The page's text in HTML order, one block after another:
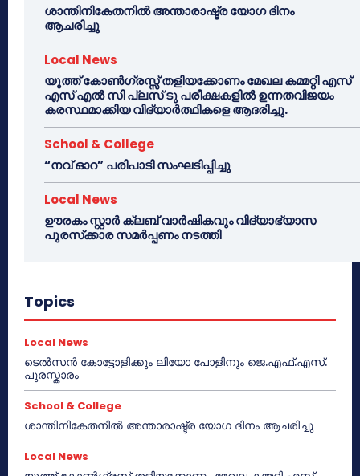
ശാന്തിനികേതനിൽ അന്താരാഷ്ട്ര യോഗ ദിനം
ആചരിച്ചു
Local News
യൂത്ത് കോൺഗ്രസ്സ് തളിയക്കോണം മേഖല കമ്മറ്റി എസ്
എസ് എൽ സി പ്ലസ് ടു പരീക്ഷകളിൽ ഉന്നതവിജയം
കരസ്ഥമാക്കിയ വിദ്യാർത്ഥികളെ ആദരിച്ചു.
School & College
“നവ് ഓറ” പരിപാടി സംഘടിപ്പിച്ചു
Local News
ഊരകം സ്റ്റാർ ക്ലബ് വാർഷികവും വിദ്യാഭ്യാസ
പുരസ്‌ക്കാര സമർപ്പണം നടത്തി
Topics
Local News
ടെൽസൻ കോട്ടോളിക്കും ലിയോ പോളിനും ജെ.എഫ്.എസ്.
പുരസ്കാരം
School & College
ശാന്തിനികേതനിൽ അന്താരാഷ്ട്ര യോഗ ദിനം ആചരിച്ചു
Local News